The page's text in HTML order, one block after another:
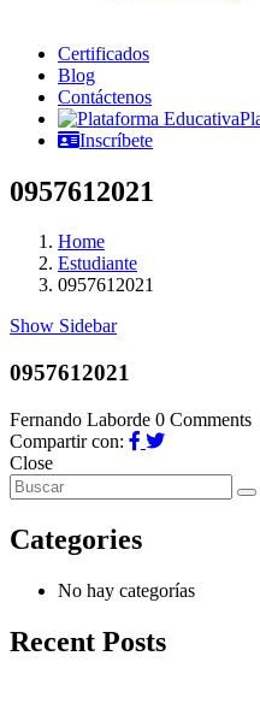
Certificados
Blog
Contáctenos
Inscríbete
0957612021
Home
Estudiante
0957612021
Show Sidebar
0957612021
Fernando Laborde 0 Comments
Compartir con:
Close
Categories
No hay categorías
Recent Posts